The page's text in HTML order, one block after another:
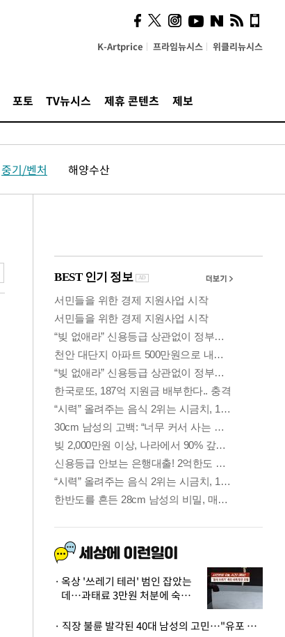
K-Artprice 프라임뉴시스 위클리뉴시스
포토 TV뉴시스 제휴 콘텐츠 제보
중기/벤처 해양수산
시, 스마트폰 액세서리에
NFC 더했다
옥상 '쓰레기 테러' 범인 잡았는
데…과태료 3만원 처분에 숙박업
· 직장 불륜 발각된 40대 남성의 고민…"유포 동료 명예훼손·협박죄 고소 가능할까"